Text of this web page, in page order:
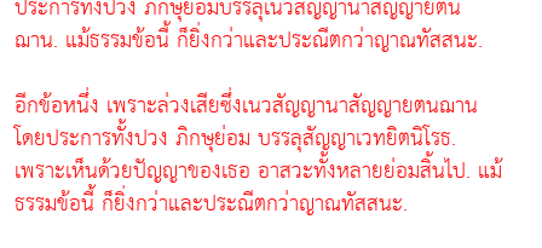
ฌาน. แม้ธรรมข้อนี้ ก็ยิ่งกว่าและประณีตกว่าญาณทัสสนะ.
อีกข้อหนึ่ง เพราะล่วงเสียซึ่งเนวสัญญานาสัญญายตนฌาน
โดยประการทั้งปวง ภิกษุย่อม บรรลุสัญญาเวทยิตนิโรธ.
เพราะเห็นด้วยปัญญาของเธอ อาสวะทั้งหลายย่อมสิ้นไป. แม้
ธรรมข้อนี้ ก็ยิ่งกว่าและประณีตกว่าญาณทัสสนะ.